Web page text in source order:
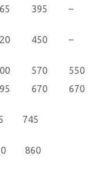
395 –
450 –
570 550
670 670
745
860